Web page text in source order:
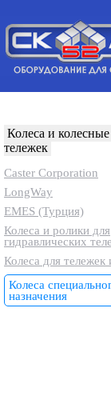
Колеса и
тележек
Caster Corporation
LongWay
EMES (Турция)
Колеса и ролики для
гидравлических
Колеса для тележек
Колеса
назначения